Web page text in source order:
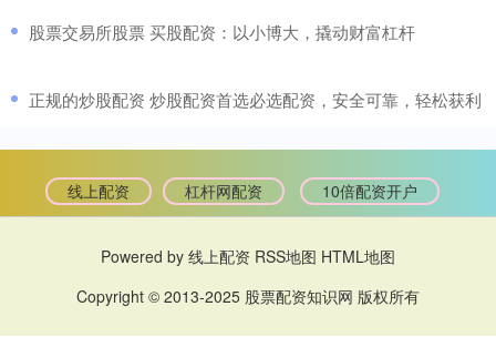
​股票交易所股票 买股配资：以小博大，撬动财富杠杆
​正规的炒股配资 炒股配资首选必选配资，安全可靠，轻松获利
线上配资 杠杆网配资 10倍配资开户
Powered by 线上配资 RSS地图 HTML地图
Copyright © 2013-2025 股票配资知识网 版权所有